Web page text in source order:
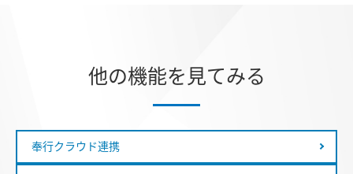
他の機能を見てみる
奉行クラウド連携